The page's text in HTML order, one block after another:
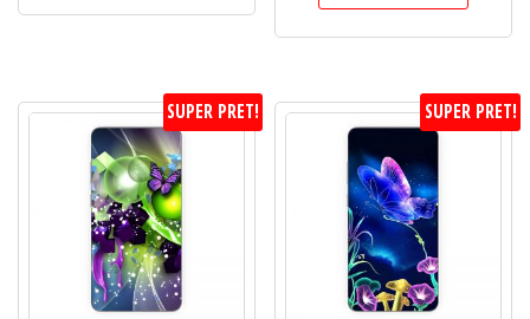
SUPER PRET! SUPER PRET!